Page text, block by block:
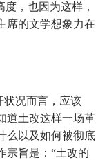
，也因为这样，
席的文学想象力在
况而言，应该
道土改这样一场革
么以及如何被彻底
宗旨是：“土改的